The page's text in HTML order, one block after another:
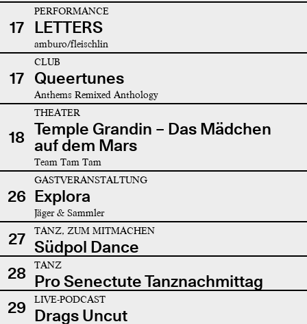
17
PERFORMANCE
LETTERS
amburo/fleischlin
17
CLUB
Queertunes
Anthems Remixed Anthology
18
THEATER
Temple Grandin – Das Mädchen
auf dem Mars
Team Tam Tam
26
GASTVERANSTALTUNG
Explora
Jäger & Sammler
27 TANZ, ZUM MITMACHEN
Südpol Dance
28
TANZ
Pro Senectute Tanznachmittag
29
LIVE-PODCAST
Drags Uncut